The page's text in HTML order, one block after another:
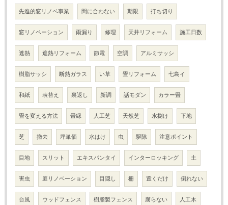
先進的窓リノベ事業 間に合わない 期限 打ち切り
窓リノベーション 雨漏り 修理 天井リフォーム 施工日数
遮熱 遮熱リフォーム 節電 空調 アルミサッシ
樹脂サッシ 断熱ガラス い草 畳リフォーム 七島イ
和紙 表替え 裏返し 新調 話モダン カラー畳
畳を変える方法 畳縁 人工芝 天然芝 水捌け 下地
芝 撤去 坪単価 水はけ 虫 駆除 注意ポイント
目地 スリット エキスパンタイ インターロッキング 土
害虫 庭リノベーション 目隠し 柵 置くだけ 倒れない
台風 ウッドフェンス 樹脂製フェンス 腐らない 人工木